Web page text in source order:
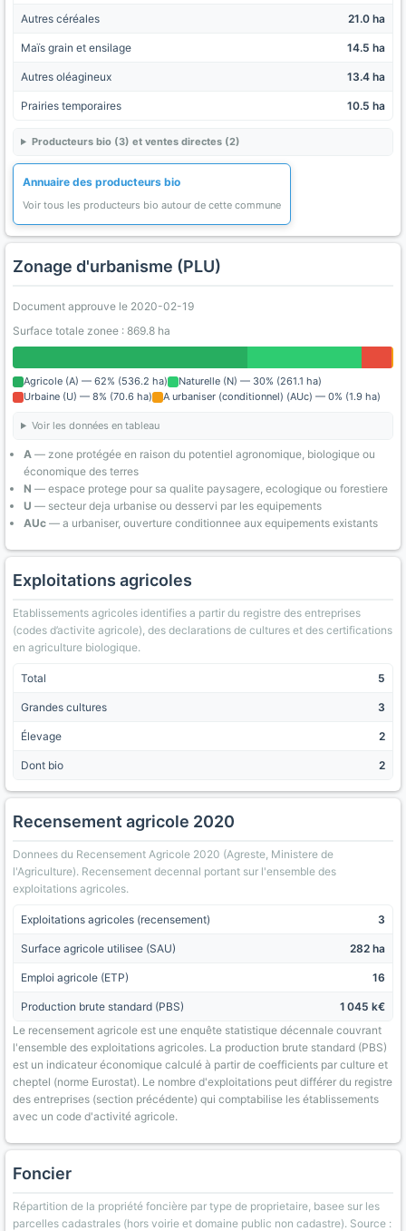
Autres céréales 21.0 ha
Maïs grain et ensilage 14.5 ha
Autres oléagineux 13.4 ha
Prairies temporaires 10.5 ha
Producteurs bio (3) et ventes directes (2)
Annuaire des producteurs bio
Voir tous les producteurs bio autour de cette commune
Zonage d'urbanisme (PLU)
Document approuve le 2020-02-19
Surface totale zonee : 869.8 ha
Agricole (A) — 62% (536.2 ha)
Naturelle (N) — 30% (261.1 ha)
Urbaine (U) — 8% (70.6 ha)
A urbaniser (conditionnel) (AUc) — 0% (1.9 ha)
Voir les données en tableau
A — zone protégée en raison du potentiel agronomique, biologique ou
économique des terres
N — espace protege pour sa qualite paysagere, ecologique ou forestiere
U — secteur deja urbanise ou desservi par les equipements
AUc — a urbaniser, ouverture conditionnee aux equipements existants
Exploitations agricoles
Etablissements agricoles identifies a partir du registre des entreprises
(codes d’activite agricole), des declarations de cultures et des certifications
en agriculture biologique.
Total 5
Grandes cultures 3
Élevage 2
Dont bio 2
Recensement agricole 2020
Donnees du Recensement Agricole 2020 (Agreste, Ministere de
l'Agriculture). Recensement decennal portant sur l'ensemble des
exploitations agricoles.
Exploitations agricoles (recensement) 3
Surface agricole utilisee (SAU) 282 ha
Emploi agricole (ETP) 16
Production brute standard (PBS)
1 045 k€
Le recensement agricole est une enquête statistique décennale couvrant
l'ensemble des exploitations agricoles. La production brute standard (PBS)
est un indicateur économique calculé à partir de coefficients par culture et
cheptel (norme Eurostat). Le nombre d'exploitations peut différer du registre
des entreprises (section précédente) qui comptabilise les établissements
avec un code d'activité agricole.
Foncier
Répartition de la propriété foncière par type de proprietaire, basee sur les
parcelles cadastrales (hors voirie et domaine public non cadastre). Source :